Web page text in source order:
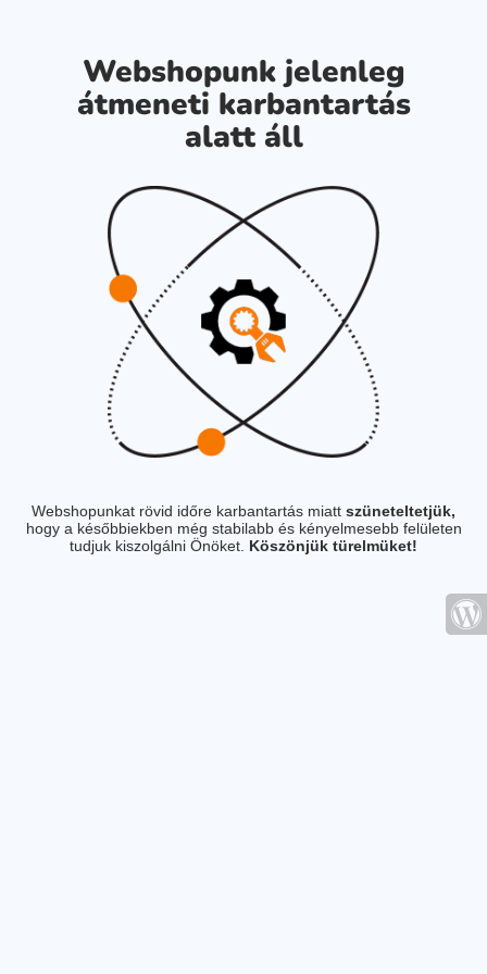
Webshopunk jelenleg
átmeneti karbantartás
alatt áll
Webshopunkat rövid időre karbantartás miatt szüneteltetjük,
hogy a későbbiekben még stabilabb és kényelmesebb felületen
tudjuk kiszolgálni Önöket. Köszönjük türelmüket!